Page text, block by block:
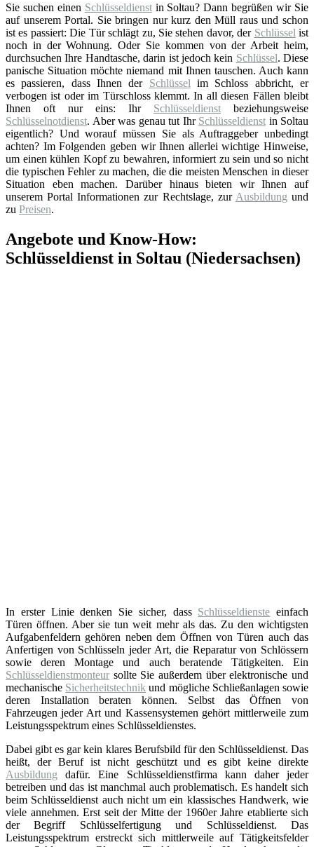
Sie suchen einen Schlüsseldienstin Soltau? Dann begrüßen wir Sie
auf unserem Portal. Sie bringen nur kurz den Müll raus und schon
ist es passiert: Die Tür schlägt zu, Sie stehen davor, der Schlüssel ist
noch in der Wohnung. Oder Sie kommen von der Arbeit heim,
durchsuchen Ihre Handtasche, darin ist jedoch kein Schlüssel. Diese
panische Situation möchte niemand mit Ihnen tauschen. Auch kann
es passieren, dass Ihnen der Schlüssel im Schloss abbricht, er
verbogen ist oder im Türschloss klemmt. In all diesen Fällen bleibt
Ihnen oft nur eins: Ihr Schlüsseldienst beziehungsweise
Schlüsselnotdienst. Aber was genau tut Ihr Schlüsseldienst in Soltau
eigentlich? Und worauf müssen Sie als Auftraggeber unbedingt
achten? Im Folgenden geben wir Ihnen allerlei wichtige Hinweise,
um einen kühlen Kopf zu bewahren, informiert zu sein und so nicht
die typischen Fehler zu machen, die die meisten Menschen in dieser
Situation eben machen. Darüber hinaus bieten wir Ihnen auf
unserem Portal Informationen zur Rechtslage, zur Ausbildung und
zu Preisen.
Angebote und Know-How:
Schlüsseldienst in Soltau (Niedersachsen)
In erster Linie denken Sie sicher, dass Schlüsseldienste einfach
Türen öffnen. Aber sie tun weit mehr als das. Zu den wichtigsten
Aufgabenfeldern gehören neben dem Öffnen von Türen auch das
Anfertigen von Schlüsseln jeder Art, die Reparatur von Schlössern
sowie deren Montage und auch beratende Tätigkeiten. Ein
Schlüsseldienstmonteur sollte Sie außerdem über elektronische und
mechanische Sicherheitstechnik und mögliche Schließanlagen sowie
deren Installation beraten können. Selbst das Öffnen von
Fahrzeugen jeder Art und Kassensystemen gehört mittlerweile zum
Leistungsspektrum eines Schlüsseldienstes.
Dabei gibt es gar kein klares Berufsbild für den Schlüsseldienst. Das
heißt, der Beruf ist nicht geschützt und es gibt keine direkte
Ausbildung dafür. Eine Schlüsseldienstfirma kann daher jeder
betreiben und das ist manchmal auch problematisch. Es handelt sich
beim Schlüsseldienst auch nicht um ein klassisches Handwerk, wie
viele annehmen. Erst seit der Mitte der 1960er Jahre etablierte sich
der Begriff Schlüsselfertigung und Schlüsseldienst. Das
Leistungsspektrum erstreckt sich mittlerweile auf Tätigkeitsfelder